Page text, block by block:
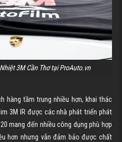
3M Cần Thơ tại ProAuto.vn
hàng tầm trung nhiều hơn, khai thác
3M IR được các nhà phát triển phát
mang đến nhiều công dụng phù hợp
hơn nhưng vẫn đảm bảo được chất